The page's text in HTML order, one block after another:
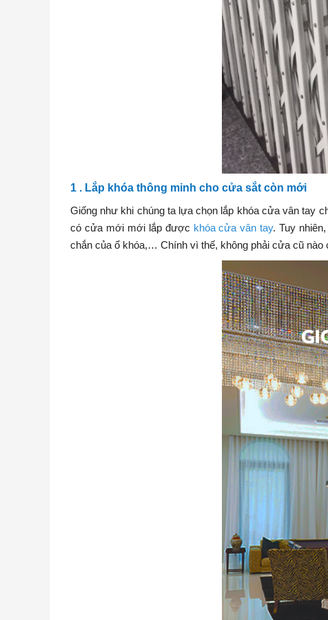
1 . Lắp khóa thông minh cho cửa sắt còn mới
Giống như khi chúng ta lựa chọn lắp khóa cửa vân tay
có cửa mới mới lắp được khóa cửa vân tay. Tuy
chắn của ổ khóa,… Chính vì thế, không phải cửa cũ nào